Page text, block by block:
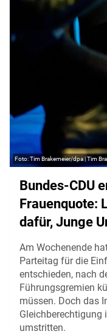
Tim Brakemeier/dpa | Tim
Bundes-CDU
Frauenquote:
dafür, Junge
Am Wochenende
Parteitag für die
entschieden, nach
Führungsgremien
müssen. Doch das
Gleichberechtigung
umstritten.